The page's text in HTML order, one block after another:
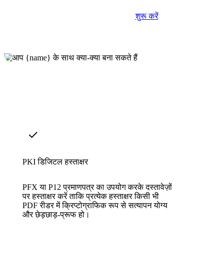
शुरू करें
PKI डिजिटल हस्ताक्षर
PFX या P12 प्रमाणपत्र का उपयोग करके दस्तावेज़ों
पर हस्ताक्षर करें ताकि प्रत्येक हस्ताक्षर किसी भी
PDF रीडर में क्रिप्टोग्राफिक रूप से सत्यापन योग्य
और छेड़छाड़-प्रूफ हो।